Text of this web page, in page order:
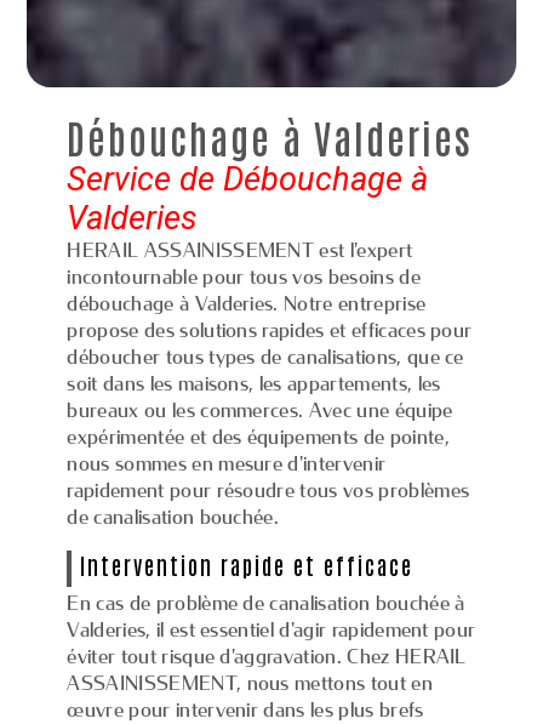
Débouchage à Valderies
Service de Débouchage à
Valderies
HERAIL ASSAINISSEMENT est l'expert
incontournable pour tous vos besoins de
débouchage à Valderies. Notre entreprise
propose des solutions rapides et efficaces pour
déboucher tous types de canalisations, que ce
soit dans les maisons, les appartements, les
bureaux ou les commerces. Avec une équipe
expérimentée et des équipements de pointe,
nous sommes en mesure d'intervenir
rapidement pour résoudre tous vos problèmes
de canalisation bouchée.
Intervention rapide et efficace
En cas de problème de canalisation bouchée à
Valderies, il est essentiel d'agir rapidement pour
éviter tout risque d'aggravation. Chez HERAIL
ASSAINISSEMENT, nous mettons tout en
œuvre pour intervenir dans les plus brefs